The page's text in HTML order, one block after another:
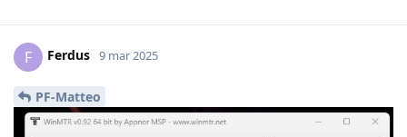
F Ferdus 9 mar 2025
PF-Matteo